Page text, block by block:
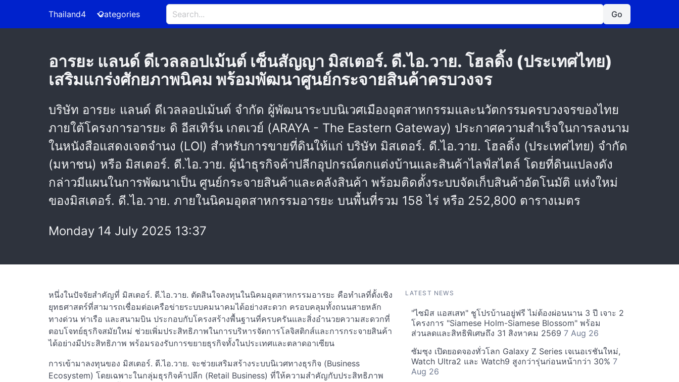
Thailand4 Categories Go
อารยะ แลนด์ ดีเวลลอปเม้นต์ เซ็นสัญญา มิสเตอร์. ดี.ไอ.วาย. โฮลดิ้ง (ประเทศไทย)
เสริมแกร่งศักยภาพนิคม พร้อมพัฒนาศูนย์กระจายสินค้าครบวงจร
บริษัท อารยะ แลนด์ ดีเวลลอปเม้นต์ จำกัด ผู้พัฒนาระบบนิเวศเมืองอุตสาหกรรมและนวัตกรรมครบวงจรของไทย
ภายใต้โครงการอารยะ ดิ อีสเทิร์น เกตเวย์ (ARAYA - The Eastern Gateway) ประกาศความสำเร็จในการลงนาม
ในหนังสือแสดงเจตจำนง (LOI) สำหรับการขายที่ดินให้แก่ บริษัท มิสเตอร์. ดี.ไอ.วาย. โฮลดิ้ง (ประเทศไทย) จำกัด
(มหาชน) หรือ มิสเตอร์. ดี.ไอ.วาย. ผู้นำธุรกิจค้าปลีกอุปกรณ์ตกแต่งบ้านและสินค้าไลฟ์สไตล์ โดยที่ดินแปลงดัง
กล่าวมีแผนในการพัฒนาเป็น ศูนย์กระจายสินค้าและคลังสินค้า พร้อมติดตั้งระบบจัดเก็บสินค้าอัตโนมัติ แห่งใหม่
ของมิสเตอร์. ดี.ไอ.วาย. ภายในนิคมอุตสาหกรรมอารยะ บนพื้นที่รวม 158 ไร่ หรือ 252,800 ตารางเมตร
Monday 14 July 2025 13:37
หนึ่งในปัจจัยสำคัญที่ มิสเตอร์. ดี.ไอ.วาย. ตัดสินใจลงทุนในนิคมอุตสาหกรรมอารยะ คือทำเลที่ตั้งเชิง
ยุทธศาสตร์ที่สามารถเชื่อมต่อเครือข่ายระบบคมนาคมได้อย่างสะดวก ครอบคลุมทั้งถนนสายหลัก
ทางด่วน ท่าเรือ และสนามบิน ประกอบกับโครงสร้างพื้นฐานที่ครบครันและสิ่งอำนวยความสะดวกที่
ตอบโจทย์ธุรกิจสมัยใหม่ ช่วยเพิ่มประสิทธิภาพในการบริหารจัดการโลจิสติกส์และการกระจายสินค้า
ได้อย่างมีประสิทธิภาพ พร้อมรองรับการขยายธุรกิจทั้งในประเทศและตลาดอาเซียน
การเข้ามาลงทุนของ มิสเตอร์. ดี.ไอ.วาย. จะช่วยเสริมสร้างระบบนิเวศทางธุรกิจ (Business
Ecosystem) โดยเฉพาะในกลุ่มธุรกิจค้าปลีก (Retail Business) ที่ให้ความสำคัญกับประสิทธิภาพ
LATEST NEWS
"ไซมิส แอสเสท" ชูโปรบ้านอยู่ฟรี ไม่ต้องผ่อนนาน 3 ปี เจาะ 2
โครงการ "Siamese Holm-Siamese Blossom" พร้อม
ส่วนลดและสิทธิพิเศษถึง 31 สิงหาคม 2569 7 Aug 26
ซัมซุง เปิดยอดจองทั่วโลก Galaxy Z Series เจเนอเรชันใหม่,
Watch Ultra2 และ Watch9 สูงกว่ารุ่นก่อนหน้ากว่า 30% 7
Aug 26